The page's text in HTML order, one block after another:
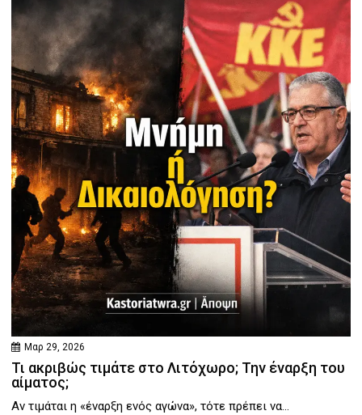
Μαρ 29, 2026
Τι ακριβώς τιμάτε στο Λιτόχωρο; Την έναρξη του
αίματος;
Αν τιμάται η «έναρξη ενός αγώνα», τότε πρέπει να...